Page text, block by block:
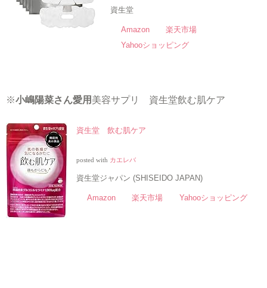
資生堂
Amazon
楽天市場
Yahooショッピング
※小嶋陽菜さん愛用 美容サプリ 資生堂飲む肌ケア
資生堂 飲む肌ケア
posted with カエレバ
資生堂ジャパン (SHISEIDO JAPAN)
Amazon 楽天市場 Yahooショッピング